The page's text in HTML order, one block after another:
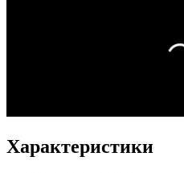
Характеристики